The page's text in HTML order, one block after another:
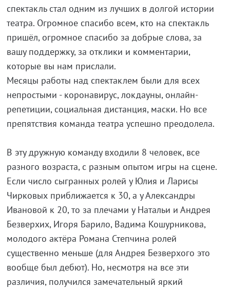
спектакль стал одним из лучших в долгой истории
театра. Огромное спасибо всем, кто на спектакль
пришёл, огромное спасибо за добрые слова, за
вашу поддержку, за отклики и комментарии,
которые вы нам прислали.
Месяцы работы над спектаклем были для всех
непростыми - коронавирус, локдауны, онлайн-
репетиции, социальная дистанция, маски. Но все
препятствия команда театра успешно преодолела.
В эту дружную команду входили 8 человек, все
разного возраста, с разным опытом игры на сцене.
Если число сыгранных ролей у Юлия и Ларисы
Чирковых приближается к 30, а у Александры
Ивановой к 20, то за плечами у Натальи и Андрея
Безверхих, Игоря Барило, Вадима Кошурникова,
молодого актёра Романа Степчина ролей
существенно меньше (для Андрея Безверхого это
вообще был дебют). Но, несмотря на все эти
различия, получился замечательный яркий